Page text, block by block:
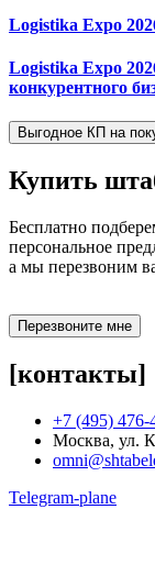
Logistika Expo
Logistika Expo
конкурентного
Выгодное КП на
Купить
Бесплатно
персональное
а мы перезвоним
Перезвоните мне
[контакты]
+7 (495) 476-
Москва, ул.
Telegram-plane